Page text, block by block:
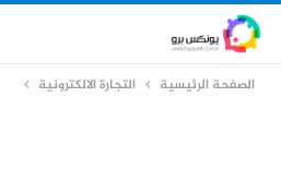
الصفحة الرئيسية التجارة الالكترونية